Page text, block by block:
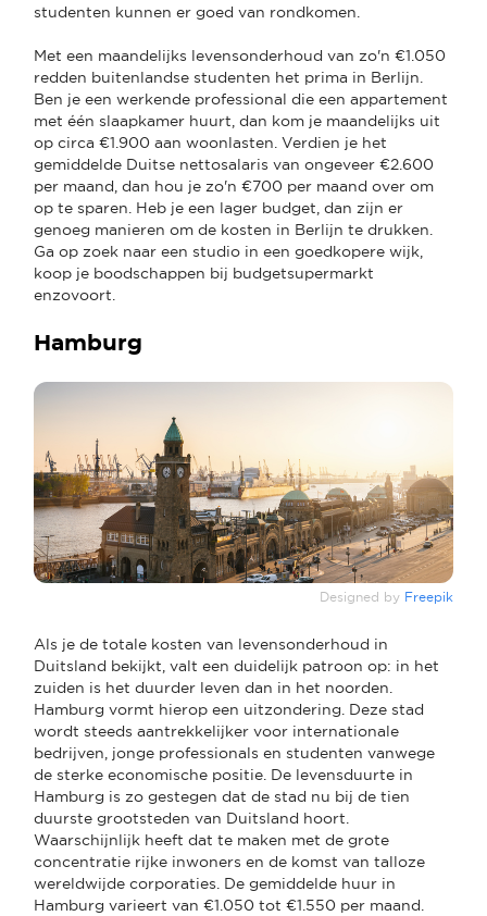
studenten kunnen er goed van rondkomen.
Met een maandelijks levensonderhoud van zo'n €1.050
redden buitenlandse studenten het prima in Berlijn.
Ben je een werkende professional die een appartement
met één slaapkamer huurt, dan kom je maandelijks uit
op circa €1.900 aan woonlasten. Verdien je het
gemiddelde Duitse nettosalaris van ongeveer €2.600
per maand, dan hou je zo'n €700 per maand over om
op te sparen. Heb je een lager budget, dan zijn er
genoeg manieren om de kosten in Berlijn te drukken.
Ga op zoek naar een studio in een goedkopere wijk,
koop je boodschappen bij budgetsupermarkt
enzovoort.
Hamburg
Designed by Freepik
Als je de totale kosten van levensonderhoud in
Duitsland bekijkt, valt een duidelijk patroon op: in het
zuiden is het duurder leven dan in het noorden.
Hamburg vormt hierop een uitzondering. Deze stad
wordt steeds aantrekkelijker voor internationale
bedrijven, jonge professionals en studenten vanwege
de sterke economische positie. De levensduurte in
Hamburg is zo gestegen dat de stad nu bij de tien
duurste grootsteden van Duitsland hoort.
Waarschijnlijk heeft dat te maken met de grote
concentratie rijke inwoners en de komst van talloze
wereldwijde corporaties. De gemiddelde huur in
Hamburg varieert van €1.050 tot €1.550 per maand.